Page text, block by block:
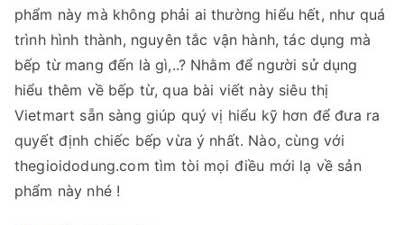
phẩm này mà không phải ai thường hiểu hết, như quá
trình hình thành, nguyên tắc vận hành, tác dụng mà
bếp từ mang đến là gì,..? Nhằm để người sử dụng
hiểu thêm về bếp từ, qua bài viết này siêu thị
Vietmart sẵn sàng giúp quý vị hiểu kỹ hơn để đưa ra
quyết định chiếc bếp vừa ý nhất. Nào, cùng với
thegioidodung.com tìm tòi mọi điều mới lạ về sản
phẩm này nhé !